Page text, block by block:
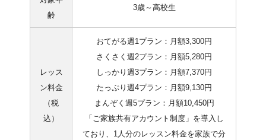
齢
3歳～高校生
レッス
ン料金
（税
込）
おてがる週1プラン：月額3,300円
さくさく週2プラン：月額5,280円
しっかり週3プラン：月額7,370円
たっぷり週4プラン：月額9,130円
まんぞく週5プラン：月額10,450円
「ご家族共有アカウント制度」を導入し
ており、1人分のレッスン料金を家族で分